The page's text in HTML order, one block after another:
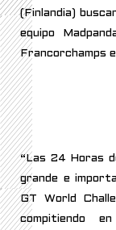
(Finlandia)
equipo
Francorchamps
“Las 24 Horas
grande e
GT World
compitiendo